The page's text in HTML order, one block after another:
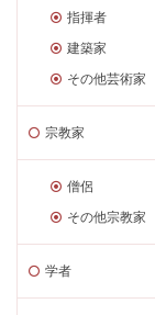
指揮者
建築家
その他芸術家
宗教家
僧侶
その他宗教家
学者